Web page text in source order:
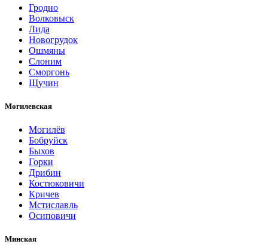
Гродно
Волковыск
Лида
Новогрудок
Ошмяны
Слоним
Сморгонь
Щучин
Могилевская
Могилёв
Бобруйск
Быхов
Горки
Дрибин
Костюковичи
Кричев
Мстиславль
Осиповичи
Минская